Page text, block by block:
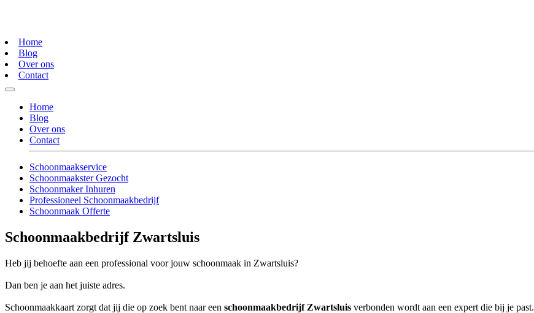
Home
Blog
Over ons
Contact
Home
Blog
Over ons
Contact
Schoonmaakservice
Schoonmaakster Gezocht
Schoonmaker Inhuren
Professioneel Schoonmaakbedrijf
Schoonmaak Offerte
Schoonmaakbedrijf Zwartsluis
Heb jij behoefte aan een professional voor jouw schoonmaak in Zwartsluis?
Dan ben je aan het juiste adres.
Schoonmaakkaart zorgt dat jij die op zoek bent naar een schoonmaakbedrijf Zwartsluis verbonden wordt aan een expert die bij je past.